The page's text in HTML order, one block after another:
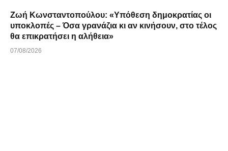
Ζωή Κωνσταντοπούλου: «Υπόθεση δημοκρατίας οι
υποκλοπές – Όσα γρανάζια κι αν κινήσουν, στο τέλος
θα επικρατήσει η αλήθεια»
07/08/2026